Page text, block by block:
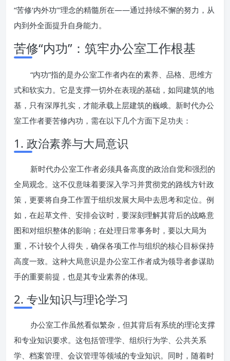
“苦修‘内外功’”理念的精髓所在——通过持续不懈的努力，从
内到外全面提升自身能力。
苦修“内功”：筑牢办公室工作根基
“内功”指的是办公室工作者内在的素养、品格、思维方
式和软实力。它是支撑一切外在表现的基础，如同建筑的地
基，只有深厚扎实，才能承载上层建筑的巍峨。新时代办公
室工作者要苦修内功，需在以下几个方面下足功夫：
1. 政治素养与大局意识
新时代办公室工作者必须具备高度的政治自觉和强烈的
全局观念。这不仅意味着要深入学习并贯彻党的路线方针政
策，更要将自身工作置于组织发展大局中去思考和定位。例
如，在起草文件、安排会议时，要深刻理解其背后的战略意
图和对组织整体的影响；在处理日常事务时，要以大局为
重，不计较个人得失，确保各项工作与组织的核心目标保持
高度一致。这种大局意识是办公室工作者成为领导者参谋助
手的重要前提，也是其专业素养的体现。
2. 专业知识与理论学习
办公室工作虽然看似繁杂，但其背后有系统的理论支撑
和专业知识要求。这包括管理学、组织行为学、公共关系
学、档案管理、会议管理等领域的专业知识。同时，随着时